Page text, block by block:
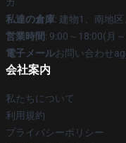
カ
私達の倉庫: 建物1、南地
営業時間: 9:00～18:00(月
電子メールお問い合わせ
会社案内
私たちについて
利用規約
プライバシーポリシー